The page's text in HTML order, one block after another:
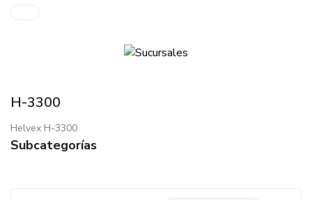
H-3300
Helvex H-3300
Subcategorías